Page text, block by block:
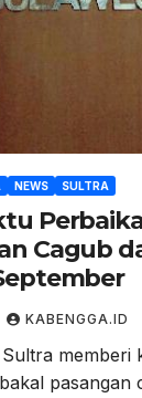
NEWS SULTRA
Cagub
KABENGGA.ID
memberi
pasangan